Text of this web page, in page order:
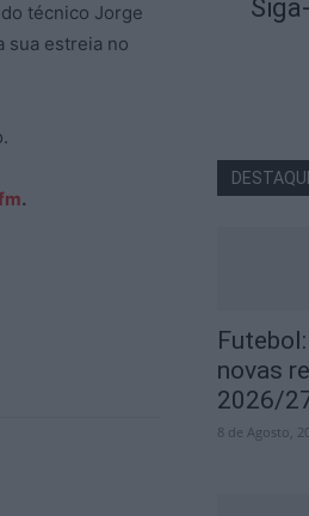
técnico Jorge
sua estreia no
.
novas
2026/
8 de Agosto,